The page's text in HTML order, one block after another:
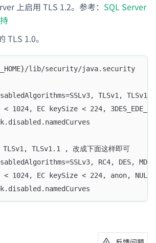
上启用 TLS 1.2。参考： SQL Server
TLS 1.0。
lib/security/java.security
TLSv1,
< 1024, EC keySize < 224,
TLSv1, TLSv1.1 , 改成下面这样即可
RC4, DES,
< 1024, EC keySize < 224, anon,